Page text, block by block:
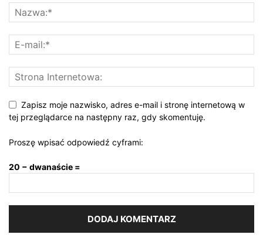
Zapisz moje nazwisko, adres e-mail i stronę internetową w
tej przeglądarce na następny raz, gdy skomentuję.
Proszę wpisać odpowiedź cyframi:
20 − dwanaście =